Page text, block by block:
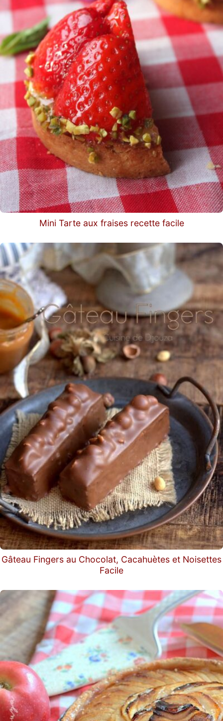
Mini Tarte aux fraises recette facile
Gâteau Fingers au Chocolat, Cacahuètes et Noisettes
Facile